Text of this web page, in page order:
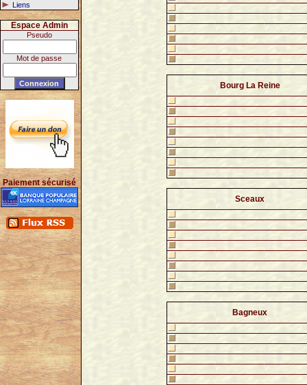
Liens
Espace Admin
Pseudo
Mot de passe
Paiement sécurisé
Bourg La Reine
Sceaux
Bagneux